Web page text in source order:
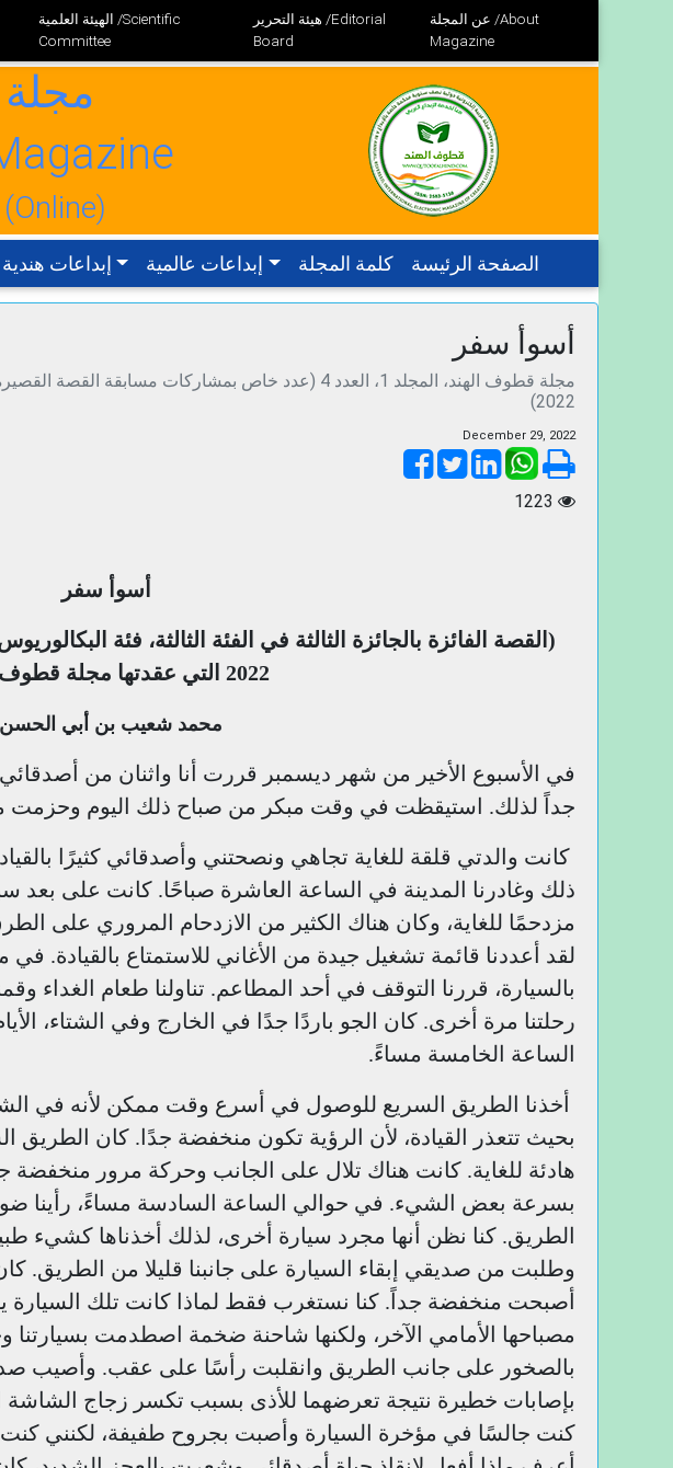
الهيئة العلمية /Scientific
Committee
هيئة التحرير /Editorial
Board
عن المجلة /About
Magazine
إبداعات هندية إبداعات عالمية كلمة المجلة الصفحة الرئيسة
أسوأ سفر
2022)
December 29, 2022
1223
أسوأ سفر
(القصة الفائزة بالجائزة الثالثة في الفئة الثالثة، فئة
2022 التي عقدتها مجلة قطوف الهند)
محمد شعيب بن أبي الحسن
في الأسبوع الأخير من شهر ديسمبر قررت أنا واثنان من
جداً لذلك. استيقظت في وقت مبكر من صباح ذلك اليوم وحزمت
كانت والدتي قلقة للغاية تجاهي ونصحتني وأصدقائي كثيرًا
ذلك وغادرنا المدينة في الساعة العاشرة صباحًا. كانت على بعد
مزدحمًا للغاية، وكان هناك الكثير من الازدحام المروري على
لقد أعددنا قائمة تشغيل جيدة من الأغاني للاستمتاع بالقيادة.
بالسيارة، قررنا التوقف في أحد المطاعم. تناولنا طعام الغداء
رحلتنا مرة أخرى. كان الجو باردًا جدًا في الخارج وفي الشتاء،
الساعة الخامسة مساءً.
أخذنا الطريق السريع للوصول في أسرع وقت ممكن لأنه في
بحيث تتعذر القيادة، لأن الرؤية تكون منخفضة جدًا. كان الطريق
هادئة للغاية. كانت هناك تلال على الجانب وحركة مرور منخفضة
بسرعة بعض الشيء. في حوالي الساعة السادسة مساءً، رأينا
الطريق. كنا نظن أنها مجرد سيارة أخرى، لذلك أخذناها كشيء
وطلبت من صديقي إبقاء السيارة على جانبنا قليلا من الطريق.
أصبحت منخفضة جداً. كنا نستغرب فقط لماذا كانت تلك
مصباحها الأمامي الآخر، ولكنها شاحنة ضخمة اصطدمت
بالصخور على جانب الطريق وانقلبت رأسًا على عقب. وأصيب
بإصابات خطيرة نتيجة تعرضهما للأذى بسبب تكسر زجاج الشاشة
كنت جالسًا في مؤخرة السيارة وأصبت بجروح طفيفة، لكنني